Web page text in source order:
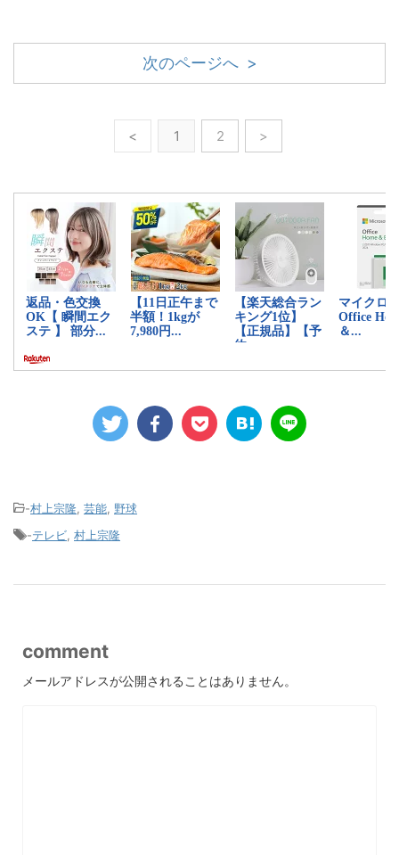
次のページへ >
< 1 2 >
-村上宗隆 芸能 野球
-テレビ 村上宗隆
comment
メールアドレスが公開されることはありません。